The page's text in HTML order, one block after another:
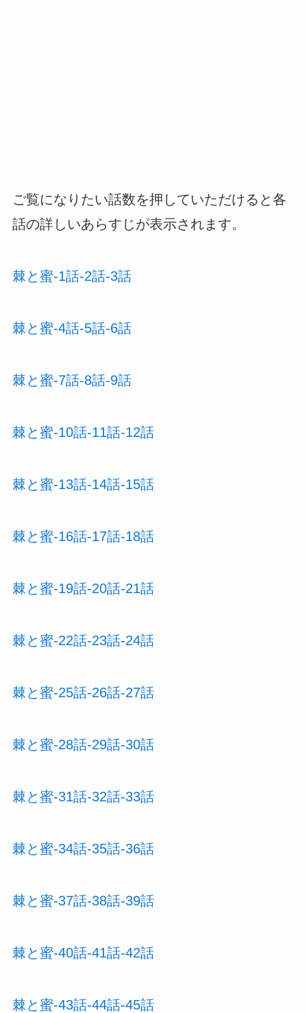
ご覧になりたい話数を押していただけると各
話の詳しいあらすじが表示されます。
棘と蜜-1話-2話-3話
棘と蜜-4話-5話-6話
棘と蜜-7話-8話-9話
棘と蜜-10話-11話-12話
棘と蜜-13話-14話-15話
棘と蜜-16話-17話-18話
棘と蜜-19話-20話-21話
棘と蜜-22話-23話-24話
棘と蜜-25話-26話-27話
棘と蜜-28話-29話-30話
棘と蜜-31話-32話-33話
棘と蜜-34話-35話-36話
棘と蜜-37話-38話-39話
棘と蜜-40話-41話-42話
棘と蜜-43話-44話-45話